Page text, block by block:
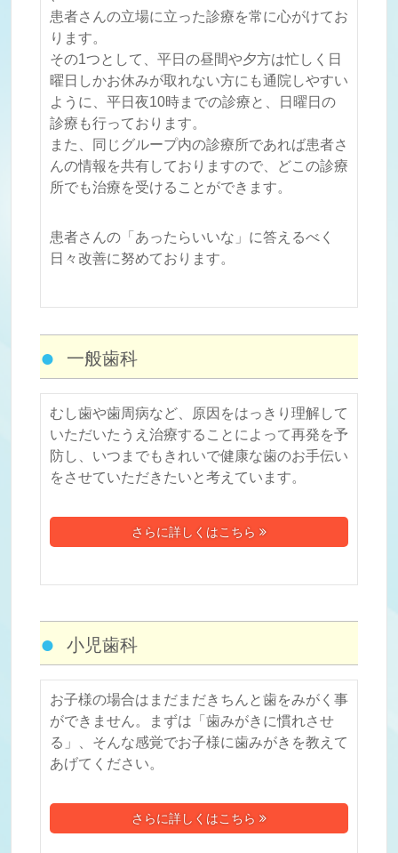
患者さんの立場に立った診療を常に心がけてお
ります。
その1つとして、平日の昼間や夕方は忙しく日
曜日しかお休みが取れない方にも通院しやすい
ように、平日夜10時までの診療と、日曜日の
診療も行っております。
また、同じグループ内の診療所であれば患者さ
んの情報を共有しておりますので、どこの診療
所でも治療を受けることができます。
患者さんの「あったらいいな」に答えるべく
日々改善に努めております。
一般歯科
むし歯や歯周病など、原因をはっきり理解して
いただいたうえ治療することによって再発を予
防し、いつまでもきれいで健康な歯のお手伝い
をさせていただきたいと考えています。
さらに詳しくはこちら
小児歯科
お子様の場合はまだまだきちんと歯をみがく事
ができません。まずは 「歯みがきに慣れさせ
る」、そんな感覚でお子様に歯みがきを教えて
あげてください。
さらに詳しくはこちら